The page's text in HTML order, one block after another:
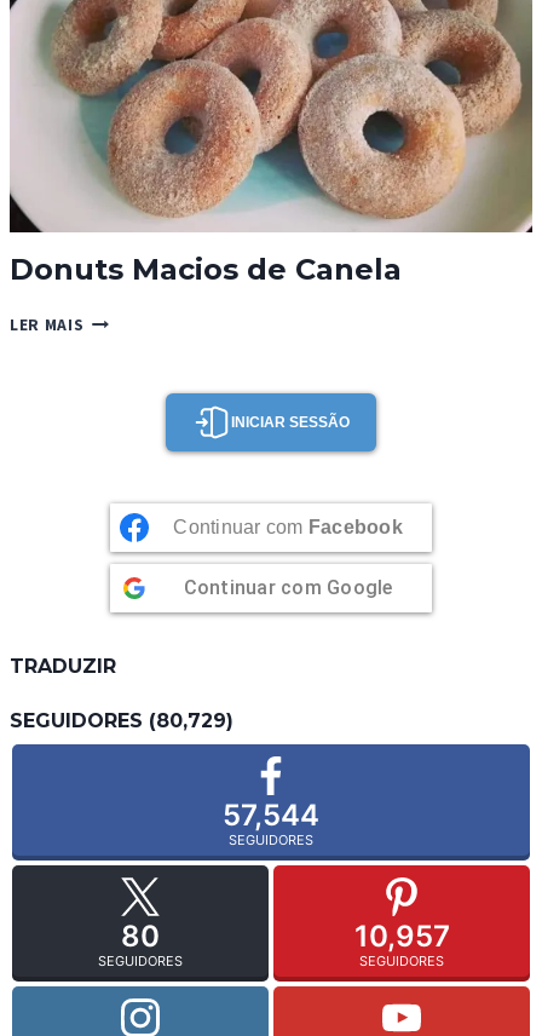
Donuts Macios de Canela
LER MAIS DONUTS
INICIAR SESSÃO
Continuar com Facebook
Continuar com Google
TRADUZIR
SEGUIDORES (80,729)
57,544
SEGUIDORES
80
SEGUIDORES
10,957
SEGUIDORES